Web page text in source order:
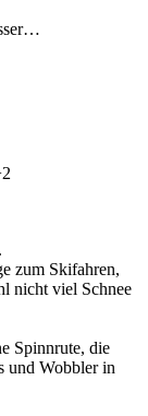
zum Skifahren,
nicht viel Schnee
Spinnrute, die
und Wobbler in